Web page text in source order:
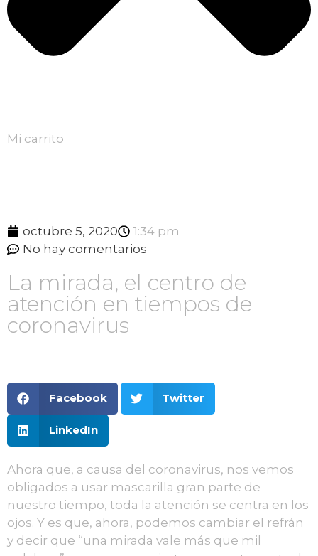
Mi carrito
octubre 5, 2020
1:34 pm
No hay comentarios
La mirada, el centro de
atención en tiempos de
coronavirus
Facebook Twitter
LinkedIn
Ahora que, a causa del coronavirus, nos vemos
obligados a usar mascarilla gran parte de
nuestro tiempo, toda la atención se centra en los
ojos. Y es que, ahora, podemos cambiar el refrán
y decir que “una mirada vale más que mil